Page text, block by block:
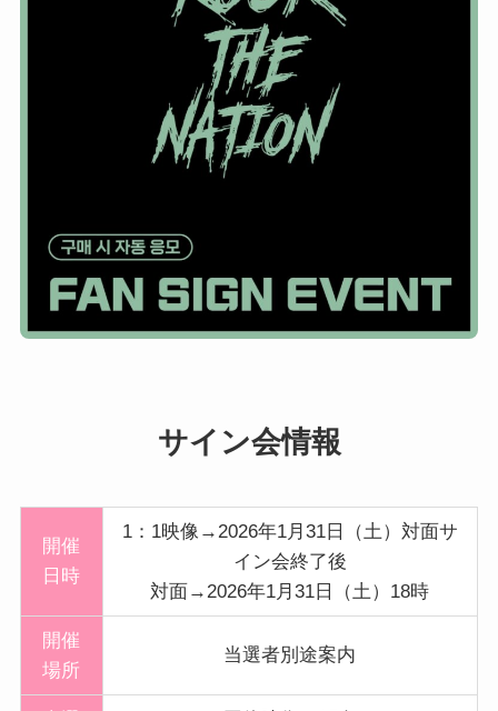
サイン会情報
開催
日時
1：1映像→2026年1月31日（土）対面サ
イン会終了後
対面→2026年1月31日（土）18時
開催
場所
当選者別途案内